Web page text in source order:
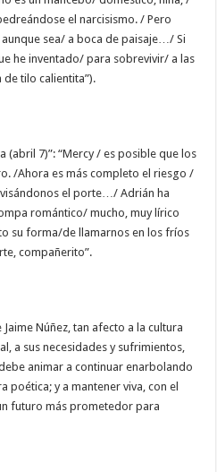
el narcisismo. / Pero
sea/ a boca de paisaje…/ Si
he inventado/ para sobrevivir/ a las
de tilo calientita”).
(abril 7)”: “Mercy / es posible que los
/Ahora es más completo el riesgo /
el porte…/ Adrián ha
romántico/ mucho, muy lírico
su forma/de llamarnos en los fríos
compañerito”.
Núñez, tan afecto a la cultura
a sus necesidades y sufrimientos,
animar a continuar enarbolando
poética; y a mantener viva, con el
futuro más prometedor para